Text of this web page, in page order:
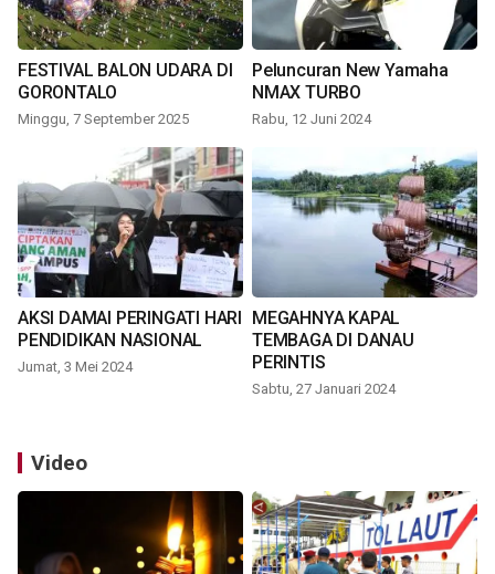
FESTIVAL BALON UDARA DI
GORONTALO
Minggu, 7 September 2025
Peluncuran New Yamaha
NMAX TURBO
Rabu, 12 Juni 2024
AKSI DAMAI PERINGATI HARI
PENDIDIKAN NASIONAL
Jumat, 3 Mei 2024
MEGAHNYA KAPAL
TEMBAGA DI DANAU
PERINTIS
Sabtu, 27 Januari 2024
Video